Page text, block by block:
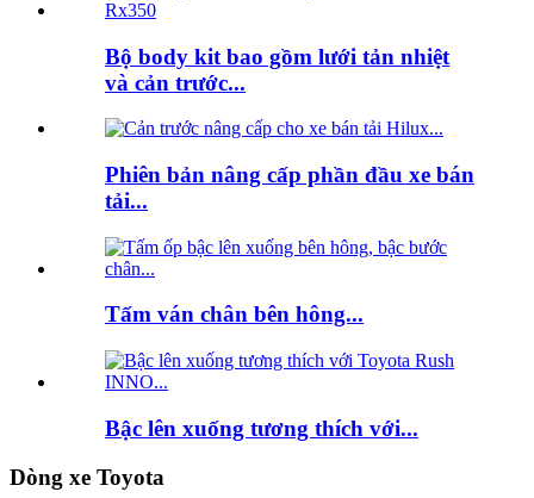
Bộ body kit bao gồm lưới tản nhiệt
và cản trước...
Phiên bản nâng cấp phần đầu xe bán
tải...
Tấm ván chân bên hông...
Bậc lên xuống tương thích với...
Dòng xe Toyota